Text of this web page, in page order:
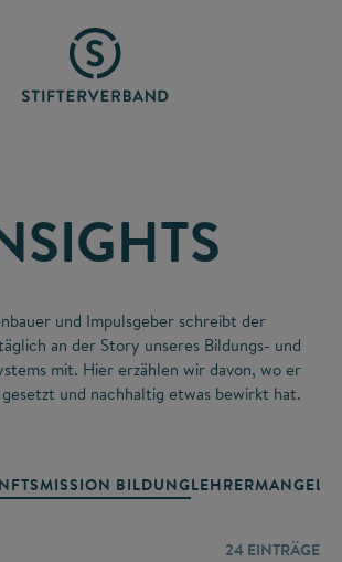
und Impulsgeber schreibt der
an der Story unseres Bildungs- und
mit. Hier erzählen wir davon, wo er
und nachhaltig etwas bewirkt hat.
BILDUNGLEHRERMANGEL
24 EINTRÄGE